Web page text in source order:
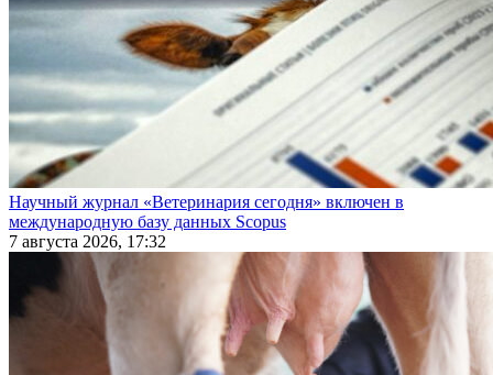
Научный журнал «Ветеринария сегодня» включен в
международную базу данных Scopus
7 августа 2026, 17:32